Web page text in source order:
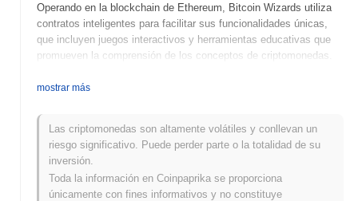
Operando en la blockchain de Ethereum, Bitcoin Wizards utiliza
contratos inteligentes para facilitar sus funcionalidades únicas,
que incluyen juegos interactivos y herramientas educativas que
promueven la comprensión de los conceptos de criptomonedas.
ecosistema, incluyendo tarifas de transacción, recompensas por
en la dirección del proyecto. Bitcoin Wizards se destaca por su
enfoque innovador en la combinación de educación y
entretenimiento en el espacio de las criptomonedas,
posicionándose como un jugador significativo en la promoción de
la alfabetización blockchain y el compromiso comunitario.
mostrar más
Las criptomonedas son altamente volátiles y conllevan un
riesgo significativo. Puede perder parte o la totalidad de su
inversión.
Toda la información en Coinpaprika se proporciona
únicamente con fines informativos y no constituye